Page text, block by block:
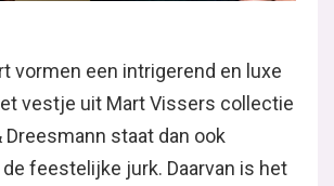
vormen een intrigerend en luxe
vestje uit Mart Vissers collectie
Dreesmann staat dan ook
feestelijke jurk. Daarvan is het